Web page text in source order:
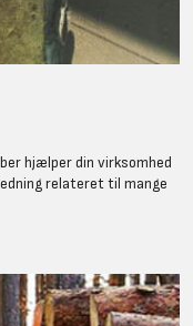
hjælper din virksomhed
relateret til mange